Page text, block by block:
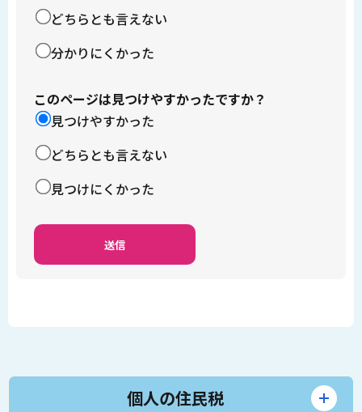
どちらとも言えない
分かりにくかった
このページは見つけやすかったですか？
見つけやすかった
どちらとも言えない
見つけにくかった
個人の住民税